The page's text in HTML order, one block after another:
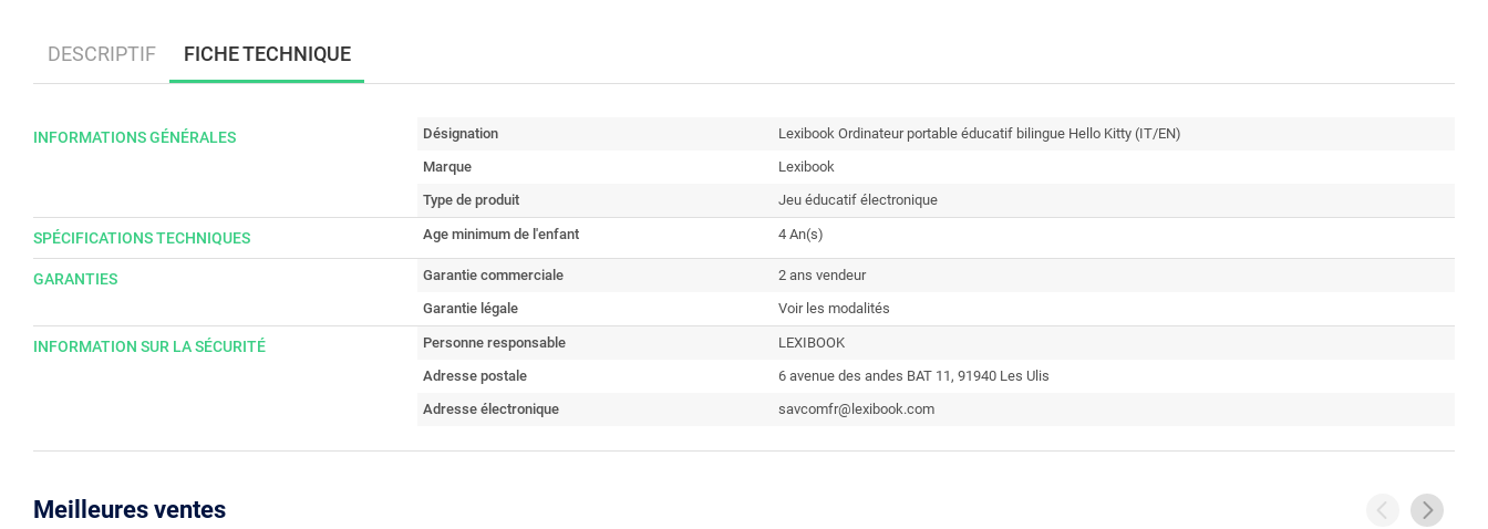
DESCRIPTIF FICHE TECHNIQUE
INFORMATIONS GÉNÉRALES Désignation
Lexibook Ordinateur portable éducatif bilingue Hello Kitty (IT/EN)
Marque
Lexibook
Type de produit
Jeu éducatif électronique
SPÉCIFICATIONS TECHNIQUES Age minimum de l'enfant 4 An(s)
GARANTIES Garantie commerciale
2 ans vendeur
Garantie légale
Voir les modalités
INFORMATION SUR LA SÉCURITÉ Personne responsable
LEXIBOOK
Adresse postale
6 avenue des andes BAT 11, 91940 Les Ulis
Adresse électronique
savcomfr@lexibook.com
Meilleures ventes